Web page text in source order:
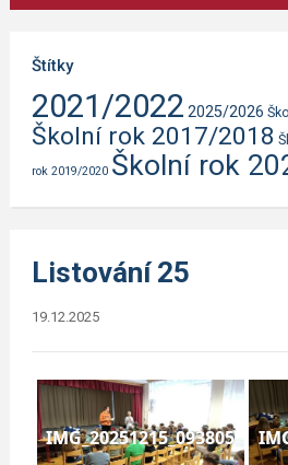
Štítky
2021/2022 2025/2026
Školní rok 2017/2018
rok 2019/2020 Školní rok
Listování 25
19.12.2025
IMG_20251215_093805